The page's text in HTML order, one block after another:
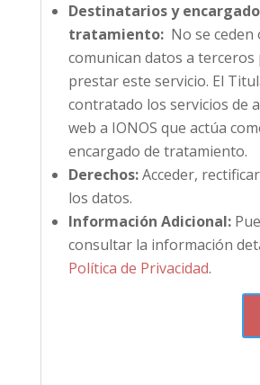
Destinatarios y
tratamiento:No se ceden
comunican datos a terceros
prestar este servicio. El
contratado los servicios de
web a IONOS que actúa
encargado de tratamiento.
Derechos:Acceder,
los datos.
Información Adicional:
consultar la información
Política de Privacidad.